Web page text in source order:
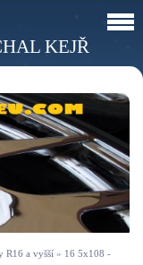
KEJŘ
R16 a vyšší » 16 5x108 -